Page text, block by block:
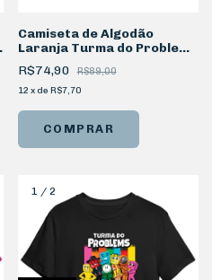
Camiseta de Algodão
Laranja Turma do Problems
Personagem Zoom
R$74,90 R$89,00
12 x de R$7,70
COMPRAR
1/ 2